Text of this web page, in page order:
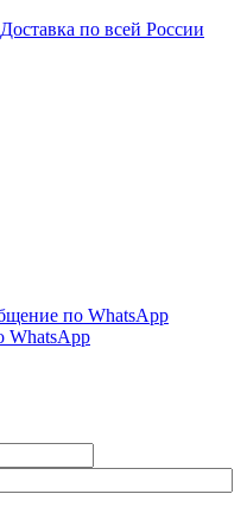
Доставка по всей России